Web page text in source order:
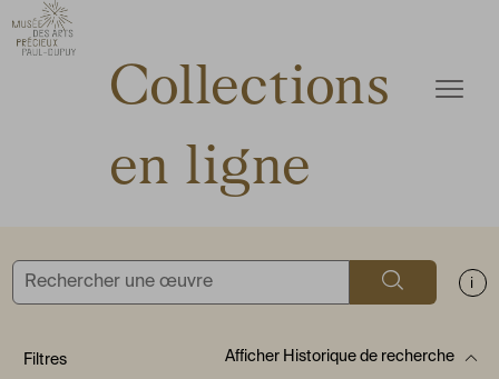
Accèder directement au contenu
Accèder directement au contenu
Collections
en ligne
Ouvrir
Rechercher
Filtres AfficherHistorique de recherche